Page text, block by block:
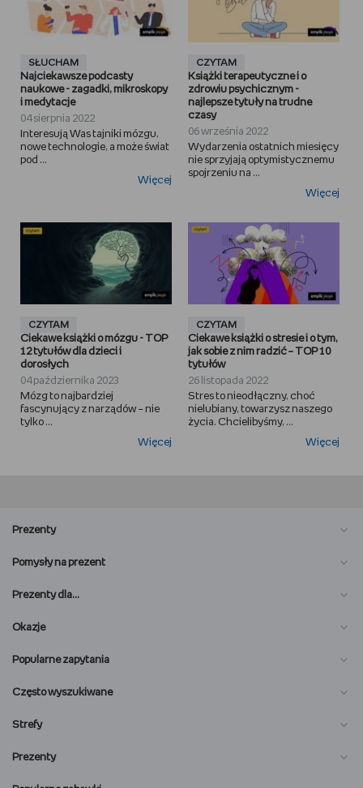
SŁUCHAM
Najciekawsze podcasty
naukowe - zagadki, mikroskopy
i medytacje
04 sierpnia 2022
Interesują Was tajniki mózgu,
nowe technologie, a może świat
pod ...
Więcej
CZYTAM
Książki terapeutyczne i o
zdrowiu psychicznym -
najlepsze tytuły na trudne
czasy
06 września 2022
Wydarzenia ostatnich miesięcy
nie sprzyjają optymistycznemu
spojrzeniu na ...
Więcej
CZYTAM
Ciekawe książki o mózgu - TOP
12 tytułów dla dzieci i
dorosłych
04 października 2023
Mózg to najbardziej
fascynujący z narządów – nie
tylko ...
Więcej
CZYTAM
Ciekawe książki o stresie i o tym,
jak sobie z nim radzić – TOP 10
tytułów
26 listopada 2022
Stres to nieodłączny, choć
nielubiany, towarzysz naszego
życia. Chcielibyśmy, ...
Więcej
Prezenty
Pomysły na prezent
Prezenty dla…
Okazje
Popularne zapytania
Często wyszukiwane
Strefy
Prezenty